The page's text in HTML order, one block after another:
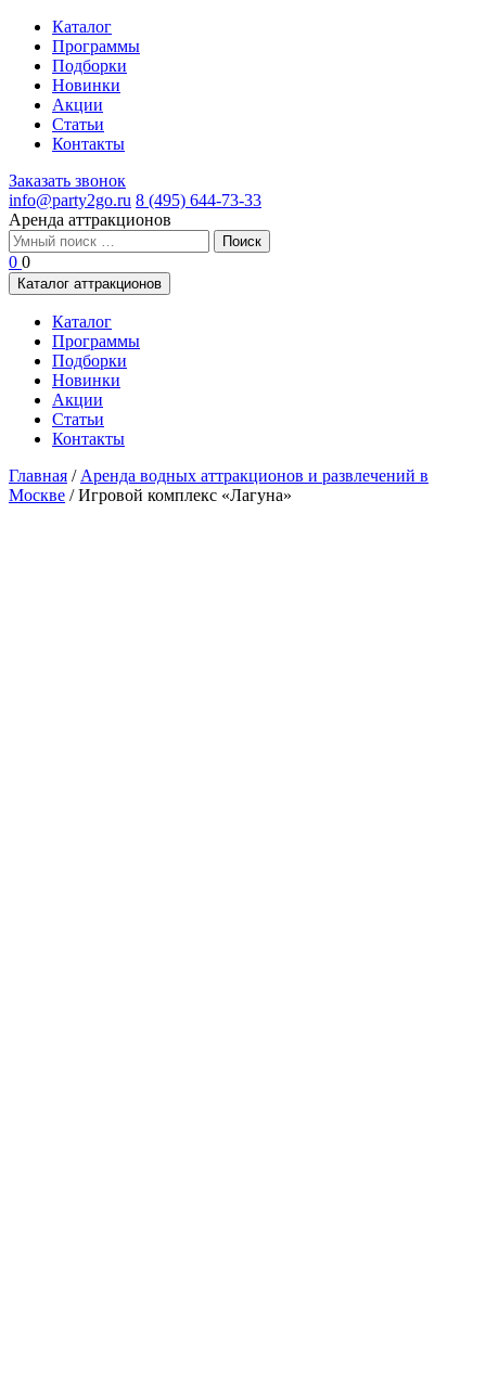
Каталог
Программы
Подборки
Новинки
Акции
Статьи
Контакты
Заказать звонок
info@party2go.ru 8 (495) 644-73-33
Аренда аттракционов
Найти:
0 0
Каталог аттракционов
Каталог
Программы
Подборки
Новинки
Акции
Статьи
Контакты
Главная / Аренда водных аттракционов и развлечений в
Москве /Игровой комплекс «Лагуна»